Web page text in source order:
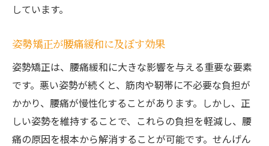
しています。
姿勢矯正が腰痛緩和に及ぼす効果
姿勢矯正は、腰痛緩和に大きな影響を与える重要な要素
です。悪い姿勢が続くと、筋肉や靭帯に不必要な負担が
かかり、腰痛が慢性化することがあります。しかし、正
しい姿勢を維持することで、これらの負担を軽減し、腰
痛の原因を根本から解消することが可能です。せんげん